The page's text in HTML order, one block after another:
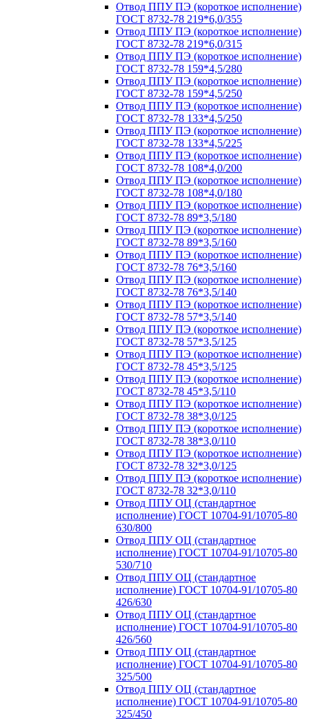
Отвод ППУ ПЭ (короткое исполнение)
ГОСТ 8732-78 219*6,0/355
Отвод ППУ ПЭ (короткое исполнение)
ГОСТ 8732-78 219*6,0/315
Отвод ППУ ПЭ (короткое исполнение)
ГОСТ 8732-78 159*4,5/280
Отвод ППУ ПЭ (короткое исполнение)
ГОСТ 8732-78 159*4,5/250
Отвод ППУ ПЭ (короткое исполнение)
ГОСТ 8732-78 133*4,5/250
Отвод ППУ ПЭ (короткое исполнение)
ГОСТ 8732-78 133*4,5/225
Отвод ППУ ПЭ (короткое исполнение)
ГОСТ 8732-78 108*4,0/200
Отвод ППУ ПЭ (короткое исполнение)
ГОСТ 8732-78 108*4,0/180
Отвод ППУ ПЭ (короткое исполнение)
ГОСТ 8732-78 89*3,5/180
Отвод ППУ ПЭ (короткое исполнение)
ГОСТ 8732-78 89*3,5/160
Отвод ППУ ПЭ (короткое исполнение)
ГОСТ 8732-78 76*3,5/160
Отвод ППУ ПЭ (короткое исполнение)
ГОСТ 8732-78 76*3,5/140
Отвод ППУ ПЭ (короткое исполнение)
ГОСТ 8732-78 57*3,5/140
Отвод ППУ ПЭ (короткое исполнение)
ГОСТ 8732-78 57*3,5/125
Отвод ППУ ПЭ (короткое исполнение)
ГОСТ 8732-78 45*3,5/125
Отвод ППУ ПЭ (короткое исполнение)
ГОСТ 8732-78 45*3,5/110
Отвод ППУ ПЭ (короткое исполнение)
ГОСТ 8732-78 38*3,0/125
Отвод ППУ ПЭ (короткое исполнение)
ГОСТ 8732-78 38*3,0/110
Отвод ППУ ПЭ (короткое исполнение)
ГОСТ 8732-78 32*3,0/125
Отвод ППУ ПЭ (короткое исполнение)
ГОСТ 8732-78 32*3,0/110
Отвод ППУ ОЦ (стандартное
исполнение) ГОСТ 10704-91/10705-80
630/800
Отвод ППУ ОЦ (стандартное
исполнение) ГОСТ 10704-91/10705-80
530/710
Отвод ППУ ОЦ (стандартное
исполнение) ГОСТ 10704-91/10705-80
426/630
Отвод ППУ ОЦ (стандартное
исполнение) ГОСТ 10704-91/10705-80
426/560
Отвод ППУ ОЦ (стандартное
исполнение) ГОСТ 10704-91/10705-80
325/500
Отвод ППУ ОЦ (стандартное
исполнение) ГОСТ 10704-91/10705-80
325/450